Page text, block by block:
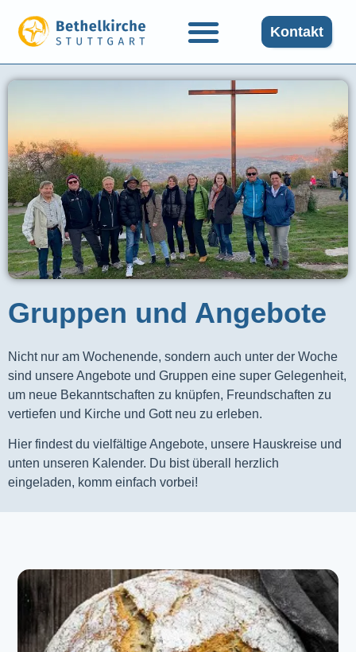
Kontakt
Gruppen und Angebote​
Nicht nur am Wochenende, sondern auch unter der Woche
sind unsere Angebote und Gruppen eine super Gelegenheit,
um neue Bekanntschaften zu knüpfen, Freundschaften zu
vertiefen und Kirche und Gott neu zu erleben.
Hier findest du vielfältige Angebote, unsere Hauskreise und
unten unseren Kalender. Du bist überall herzlich
eingeladen, komm einfach vorbei!